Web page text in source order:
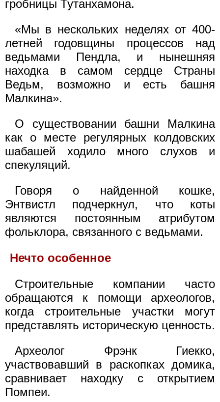
гробницы Тутанхамона.
«Мы в нескольких неделях от 400-
летней годовщины процессов над
ведьмами Пендла, и нынешняя
находка в самом сердце Страны
Ведьм, возможно и есть башня
Малкина».
О существовании башни Малкина
как о месте регулярных колдовских
шабашей ходило много слухов и
спекуляций.
Говоря о найденной кошке,
Энтвистл подчеркнул, что коты
являются постоянным атрибутом
фольклора, связанного с ведьмами.
Нечто особенное
Строительные компании часто
обращаются к помощи археологов,
когда строительные участки могут
представлять историческую ценность.
Археолог Фрэнк Гиекко,
участвовавший в раскопках домика,
сравнивает находку с открытием
Помпеи.